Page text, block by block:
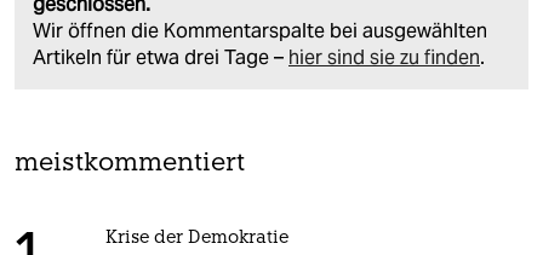
Wir öffnen die Kommentarspalte bei ausgewählten
Artikeln für etwa drei Tage – hier sind sie zu finden.
meistkommentiert
Krise der Demokratie